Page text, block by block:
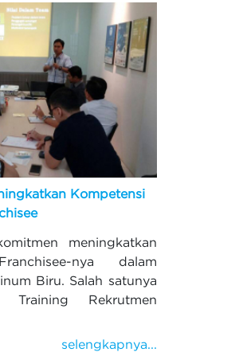
Kompetensi
meningkatkan
nya dalam
Biru. Salah satunya
Training Rekrutmen
selengkapnya...